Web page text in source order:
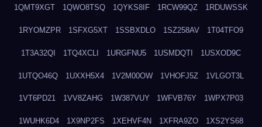
1QMT9XGT 1QWO8TSQ 1QYKS8IF 1RCW99QZ 1RDUWSSK
1RYOMZPR 1SFXG5XT 1SSBXDLO 1SZ258AV 1T04TFO9
1T3A32QI 1TQ4XCLI 1URGFNU5 1USMDQTI 1USXOD9C
1UTQO46Q 1UXXH5X4 1V2M00OW 1VHOFJ5Z 1VLGOT3L
1VT6PD21 1VV8ZAHG 1W387VUY 1WFVB76Y 1WPX7P03
1WUHK6D4 1X9NP2FS 1XEHVF4N 1XFRA9ZO 1XS2YS68